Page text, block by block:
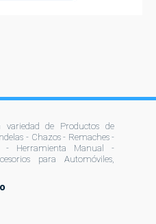
de Productos de
- Chazos - Remaches -
- Herramienta Manual -
para Automóviles,